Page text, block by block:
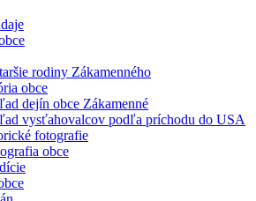
rodiny Zákamenného
obce
dejín obce Zákamenné
vysťahovalcov podľa príchodu do USA
fotografie
obce